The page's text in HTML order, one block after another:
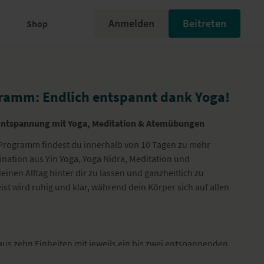
Shop Anmelden Beitreten
Endlich entspannt dank Yoga!
mit Yoga, Meditation & Atemübungen
findest du innerhalb von 10 Tagen zu mehr
aus Yin Yoga, Yoga Nidra, Meditation und
Alltag hinter dir zu lassen und ganzheitlich zu
wird ruhig und klar, während dein Körper sich auf allen
zehn Einheiten mit jeweils ein bis zwei entspannenden
sind für alle Menschen geeignet, die einen sanften Weg zur